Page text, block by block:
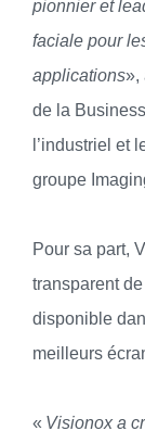
pionnier et
faciale pour
applications»,
de la
l’industriel et
groupe
Pour sa part,
transparent
disponible
meilleurs
« Visionox a